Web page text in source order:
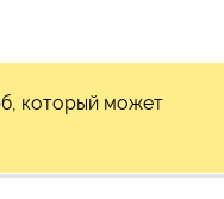
который может